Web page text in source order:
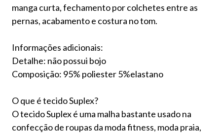
manga curta, fechamento por colchetes entre as
pernas, acabamento e costura no tom.
Informações adicionais:
Detalhe: não possui bojo
Composição: 95% poliester 5%elastano
O que é tecido Suplex?
O tecido Suplex é uma malha bastante usado na
confecção de roupas da moda fitness, moda praia,